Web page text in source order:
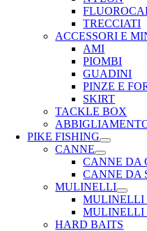
TRECCIATI
ACCESSORI E
AMI
PIOMBI
GUADINI
PINZE E
SKIRT
TACKLE BOX
PIKE FISHING
CANNE
CANNE DA
CANNE DA
MULINELLI
MULINELLI
MULINELLI
HARD BAITS